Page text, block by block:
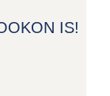
IS!